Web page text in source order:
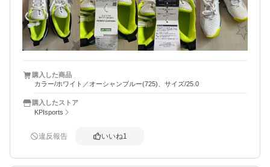
た。ワイド設計だとどこかで見たので大き過ぎたら中敷で
調整しないとなと思ってたのですが、全く大丈夫でした。
テニスソックスが分厚いと言うのもあるんでしょうか？
あと汚れても、拭いたら取れそうな質感でした。
まだ試していませんが、
した。そんな所あんまり気にして買ってなかったのです
が、使う側からしたら色んなチェックポイントがあるんだ
なと思いました。
購入した商品
カラー/ホワイト／オーシャンブルー(725)、サイズ/25.0
購入したストア
KPIsports
違反報告 いいね1